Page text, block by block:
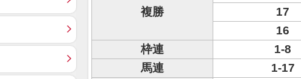
複勝
17
16
枠連
1-8
馬連
1-17